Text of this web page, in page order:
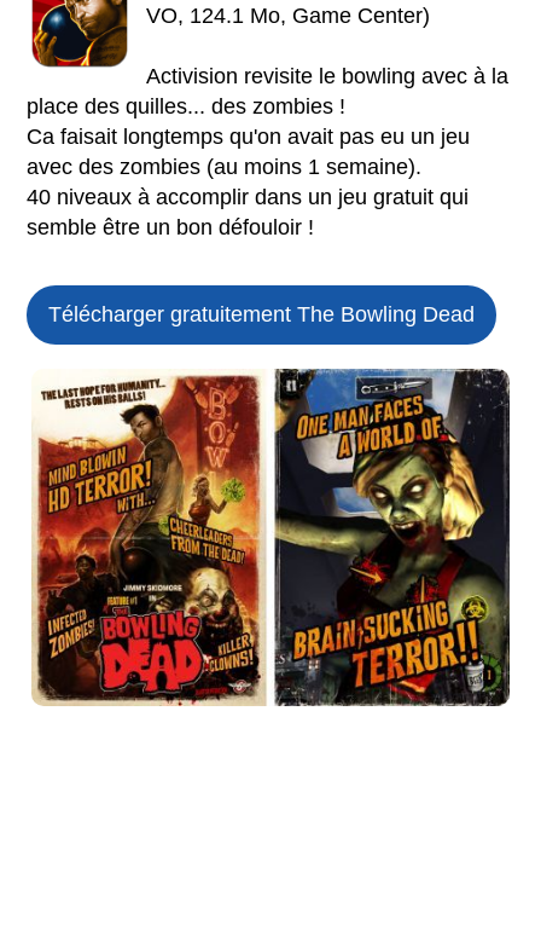
VO, 124.1 Mo, Game Center)
Activision revisite le bowling avec à la
place des quilles... des zombies !
Ca faisait longtemps qu'on avait pas eu un jeu
avec des zombies (au moins 1 semaine).
40 niveaux à accomplir dans un jeu gratuit qui
semble être un bon défouloir !
Télécharger gratuitement The Bowling Dead